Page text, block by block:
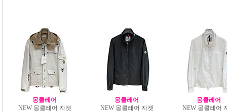
몽클레어
NEW 몽클레어 자켓
몽클레어
NEW 몽클레어 자켓
몽클레어
NEW 몽클레어